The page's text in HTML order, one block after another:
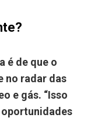
é de que o
no radar das
e gás. “Isso
oportunidades